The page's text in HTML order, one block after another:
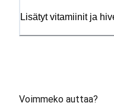
Lisätyt vitamiinit ja
Voimmeko auttaa?